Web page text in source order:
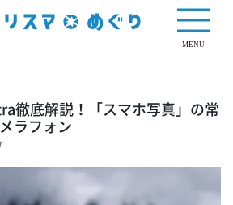
MENU
徹底解説！「スマホ写真」の常
ラフォン